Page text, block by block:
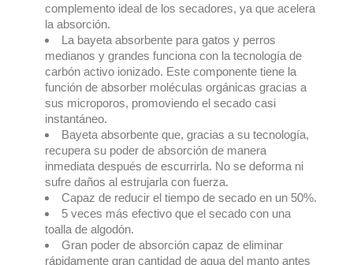
complemento ideal de los secadores, ya que acelera
la absorción.
La bayeta absorbente para gatos y perros
medianos y grandes funciona con la tecnología de
carbón activo ionizado. Este componente tiene la
función de absorber moléculas orgánicas gracias a
sus microporos, promoviendo el secado casi
instantáneo.
Bayeta absorbente que, gracias a su tecnología,
recupera su poder de absorción de manera
inmediata después de escurrirla. No se deforma ni
sufre daños al estrujarla con fuerza.
Capaz de reducir el tiempo de secado en un 50%.
5 veces más efectivo que el secado con una
toalla de algodón.
Gran poder de absorción capaz de eliminar
rápidamente gran cantidad de agua del manto antes